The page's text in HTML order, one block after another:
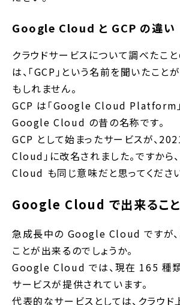
Google Cloud と GCP の違い
クラウドサービスについて調べたこ
は、「GCP」という名前を聞いたこと
もしれません。
GCP は「Google Cloud Platform」
Google Cloud の昔の名称です。
GCP として始まったサービスが、
Cloud」に改名されました。ですか
Cloud も同じ意味だと思ってくださ
Google Cloud で出来ること
急成長中の Google Cloud ですが
ことが出来るのでしょうか。
Google Cloud では、現在 165 種
サービスが提供されています。
代表的なサービスとしては、クラウ